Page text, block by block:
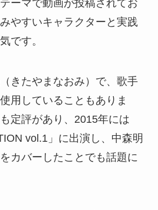
ーマで動画が投稿されてお
やすいキャラクターと実践
です。
きたやまなおみ）で、歌手
用していることもありま
定評があり、2015年には
vol.1」に出演し、中森明
カバーしたことでも話題に